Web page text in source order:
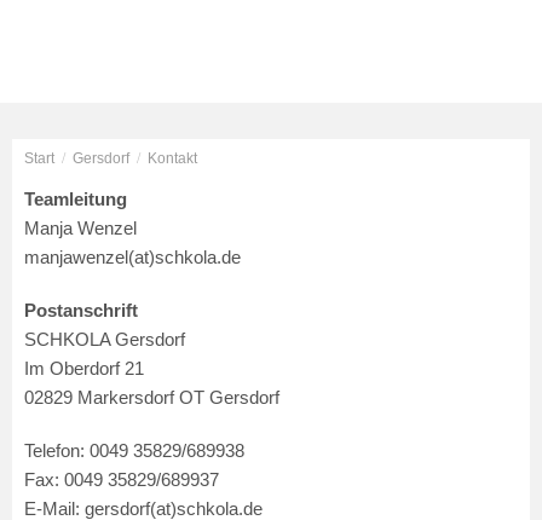
Start / Gersdorf / Kontakt
Teamleitung
Manja Wenzel
manjawenzel(at)schkola.de
Postanschrift
SCHKOLA Gersdorf
Im Oberdorf 21
02829 Markersdorf OT Gersdorf
Telefon: 0049 35829/689938
Fax: 0049 35829/689937
E-Mail: gersdorf(at)schkola.de